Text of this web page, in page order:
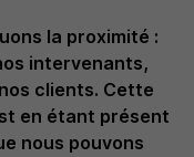
la proximité :
intervenants,
clients. Cette
en étant présent
nous pouvons